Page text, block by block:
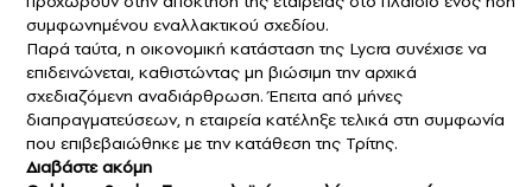
συμφωνημένου εναλλακτικού σχεδίου.
Παρά ταύτα, η οικονομική κατάσταση της Lycra συνέχισε να
επιδεινώνεται, καθιστώντας μη βιώσιμη την αρχικά
σχεδιαζόμενη αναδιάρθρωση. Έπειτα από μήνες
διαπραγματεύσεων, η εταιρεία κατέληξε τελικά στη συμφωνία
που επιβεβαιώθηκε με την κατάθεση της Τρίτης.
Διαβάστε ακόμη